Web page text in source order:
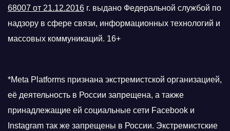
68007 от 21.12.2016 г. выдано Федеральной службой по
надзору в сфере связи, информационных технологий и
массовых коммуникаций. 16+
*Meta Platforms признана экстремистской организацией,
её деятельность в России запрещена, а также
принадлежащие ей социальные сети Facebook и
Instagram так же запрещены в России. Экстремистские